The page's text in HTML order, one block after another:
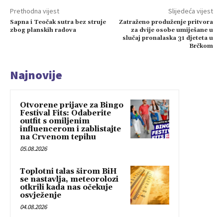
Prethodna vijest
Sapna i Teočak sutra bez struje
zbog planskih radova
Slijedeća vijest
Zatraženo produženje pritvora
za dvije osobe umiješane u
slučaj pronalaska 31 djeteta u
Brčkom
Najnovije
Otvorene prijave za Bingo
Festival Fits: Odaberite
outfit s omiljenim
influencerom i zablistajte
na Crvenom tepihu
05.08.2026
Toplotni talas širom BiH
se nastavlja, meteorolozi
otkrili kada nas očekuje
osvježenje
04.08.2026